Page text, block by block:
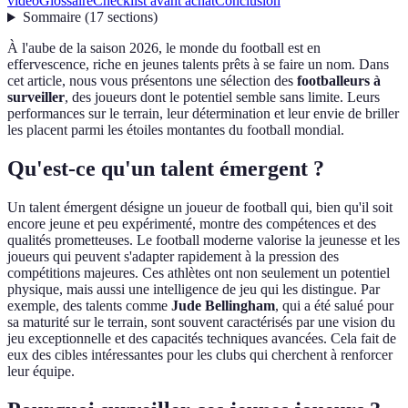
Sommaire(17 sections)
À l'aube de la saison 2026, le monde du football est en
effervescence, riche en jeunes talents prêts à se faire un nom. Dans
cet article, nous vous présentons une sélection des footballeurs à
surveiller, des joueurs dont le potentiel semble sans limite. Leurs
performances sur le terrain, leur détermination et leur envie de briller
les placent parmi les étoiles montantes du football mondial.
Qu'est-ce qu'un talent émergent ?
Un talent émergent désigne un joueur de football qui, bien qu'il soit
encore jeune et peu expérimenté, montre des compétences et des
qualités prometteuses. Le football moderne valorise la jeunesse et les
joueurs qui peuvent s'adapter rapidement à la pression des
compétitions majeures. Ces athlètes ont non seulement un potentiel
physique, mais aussi une intelligence de jeu qui les distingue. Par
exemple, des talents comme Jude Bellingham, qui a été salué pour
sa maturité sur le terrain, sont souvent caractérisés par une vision du
jeu exceptionnelle et des capacités techniques avancées. Cela fait de
eux des cibles intéressantes pour les clubs qui cherchent à renforcer
leur équipe.